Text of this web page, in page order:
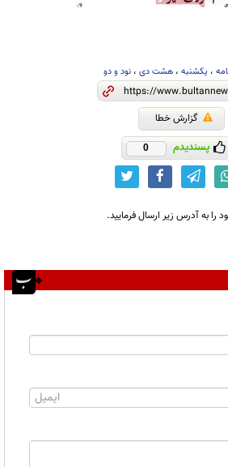
، یکشنبه ، هشت دی ، نود و دو
گزارش خطا
پسندیدم 0
را به آدرس زیر ارسال فرمایید.